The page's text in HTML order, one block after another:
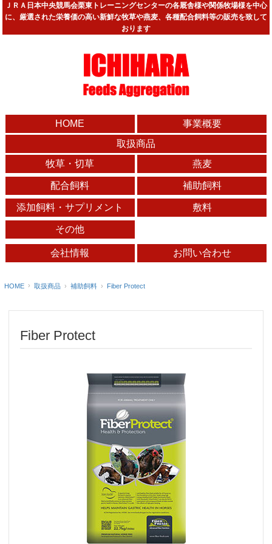
ＪＲＡ日本中央競馬会栗東トレーニングセンターの各厩舎様や関係牧場様を中心
に、厳選された栄養価の高い新鮮な牧草や燕麦、各種配合飼料等の販売を致して
おります
HOME
事業概要
取扱商品
牧草・切草
燕麦
配合飼料 補助飼料
添加飼料・サプリメント 敷料
その他
会社情報 お問い合わせ
HOME 取扱商品 補助飼料 Fiber Protect
Fiber Protect